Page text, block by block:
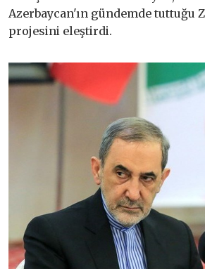
Azerbaycan'ın gündemde tuttuğu
projesini eleştirdi.